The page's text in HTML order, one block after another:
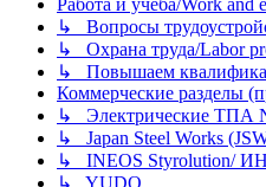
↳ Вопросы
↳ Охрана труда/Labor
↳ Повышаем
Коммерческие разделы
↳ Электрические ТПА
↳ Japan Steel Works
↳ INEOS Styrolution/
↳ YUDO